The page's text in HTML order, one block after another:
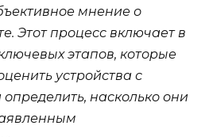
мнение о
Этот процесс включает в
этапов, которые
устройства с
насколько они